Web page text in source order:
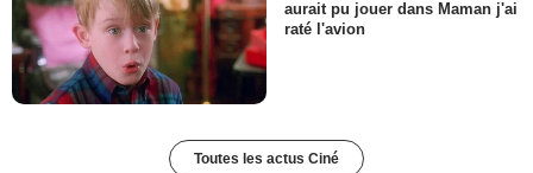
aurait pu jouer dans Maman j'ai
raté l'avion
Toutes les actus Ciné